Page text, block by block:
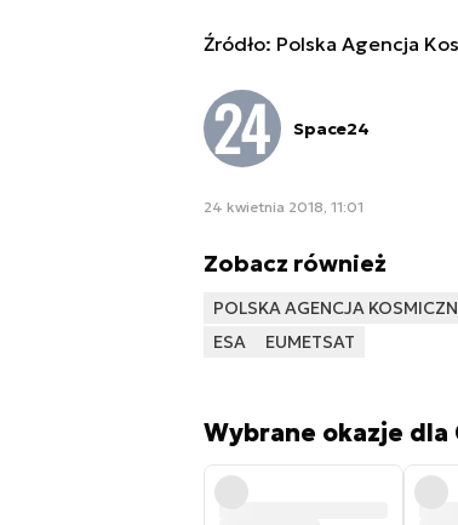
Źródło: Polska Agencja
Space24
24 kwietnia 2018, 11:01
Zobacz również
POLSKA AGENCJA
ESA
EUMETSAT
Wybrane okazje dla